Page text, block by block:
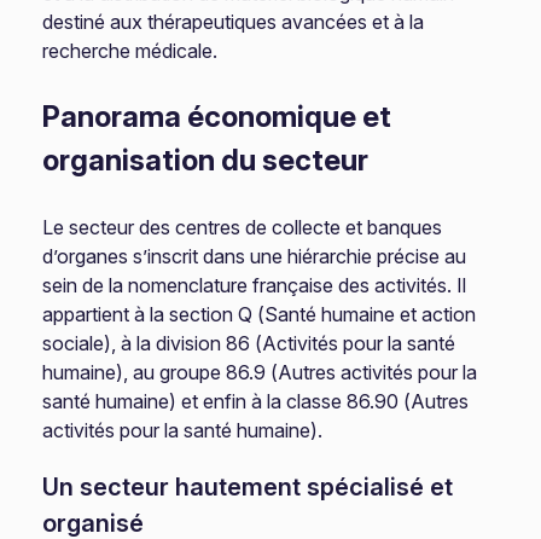
destiné aux thérapeutiques avancées et à la
recherche médicale.
Panorama économique et
organisation du secteur
Le secteur des centres de collecte et banques
d’organes s’inscrit dans une hiérarchie précise au
sein de la nomenclature française des activités. Il
appartient à la section Q (Santé humaine et action
sociale), à la division 86 (Activités pour la santé
humaine), au groupe 86.9 (Autres activités pour la
santé humaine) et enfin à la classe 86.90 (Autres
activités pour la santé humaine).
Un secteur hautement spécialisé et
organisé